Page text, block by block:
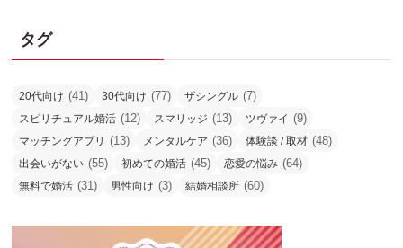
タグ
20代向け (41) 30代向け (77) ザシングル (7)
スピリチュアル婚活 (12) スマリッジ (13) ツヴァイ (9)
マッチングアプリ (13) メンタルケア (36) 体験談 / 取材 (48)
出会いがない (55) 初めての婚活 (45) 恋愛の悩み (64)
無料で婚活 (31) 男性向け (3) 結婚相談所 (60)